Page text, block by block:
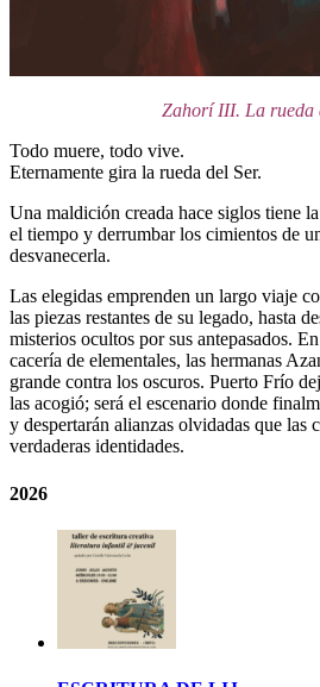
Zahorí III. La rueda
Todo muere, todo vive.
Eternamente gira la rueda del Ser.
Una maldición creada hace siglos tiene
el tiempo y derrumbar los cimientos de
desvanecerla.
Las elegidas emprenden un largo viaje
las piezas restantes de su legado, hasta
misterios ocultos por sus antepasados.
cacería de elementales, las hermanas
grande contra los oscuros. Puerto Frío
las acogió; será el escenario donde
y despertarán alianzas olvidadas que las
verdaderas identidades.
2026